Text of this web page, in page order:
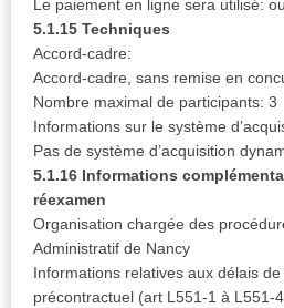
Le paiement en ligne sera utilisé:
5.1.15 Techniques
Accord-cadre:
Accord-cadre, sans remise en
Nombre maximal de participants: 3
Informations sur le système
Pas de système d’acquisition
5.1.16 Informations
réexamen
Organisation chargée des
Administratif de Nancy
Informations relatives aux délais
précontractuel (art L551-1 à L551-